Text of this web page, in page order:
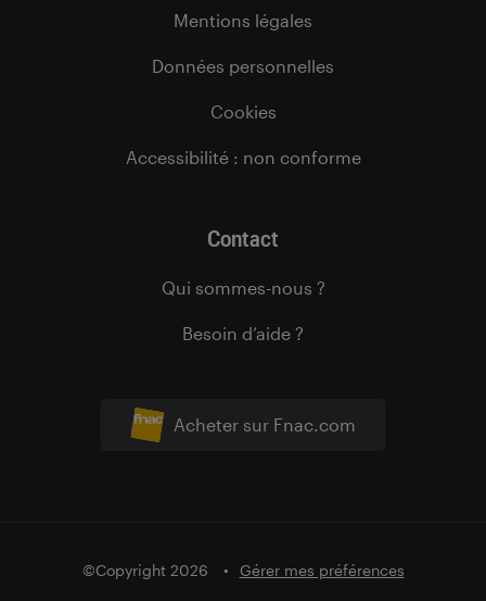
Acheter sur Fnac.com
Mentions légales
Données personnelles
Cookies
Accessibilité : non conforme
Contact
Qui sommes-nous ?
Besoin d’aide ?
©Copyright 2026 Gérer mes préférences